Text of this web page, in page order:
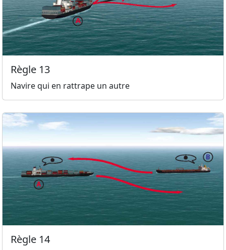
Règle 13
Navire qui en rattrape un autre
Règle 14